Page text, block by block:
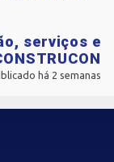
serviços e
há 2 semanas